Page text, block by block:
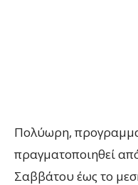
Πολύωρη,
πραγματοποιηθεί
Σαββάτου έως το